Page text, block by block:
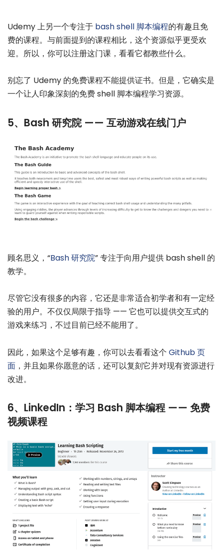
Udemy 上另一个专注于 bash shell 脚本编程的有趣且免
费的课程。与前面提到的课程相比，这个资源似乎更受欢
迎。所以，你可以注册这门课，看看它都教些什么。
别忘了 Udemy 的免费课程不能提供证书。但是，它确实是
一个让人印象深刻的免费 shell 脚本编程学习资源。
5、Bash 研究院 —— 互动游戏在线门户
顾名思义，“Bash 研究院” 专注于向用户提供 bash shell 的
教学。
尽管它没有很多的内容，它还是非常适合初学者和有一定经
验的用户。不仅仅局限于指导 —— 它也可以提供交互式的
游戏来练习，不过目前已经不能用了。
因此，如果这个足够有趣，你可以去看看这个 Github 页
面 ，并且如果你愿意的话，还可以复刻它并对现有资源进行
改进。
6、LinkedIn：学习 Bash 脚本编程 —— 免费
视频课程